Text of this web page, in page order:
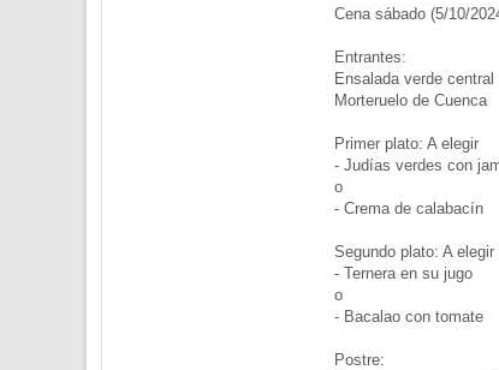
Cena sábado (5/10/
Entrantes:
Ensalada verde central
Morteruelo de Cuenca
Primer plato: A elegir
- Judías verdes con
o
- Crema de calabacín
Segundo plato: A elegir
- Ternera en su jugo
o
- Bacalao con tomate
Postre: